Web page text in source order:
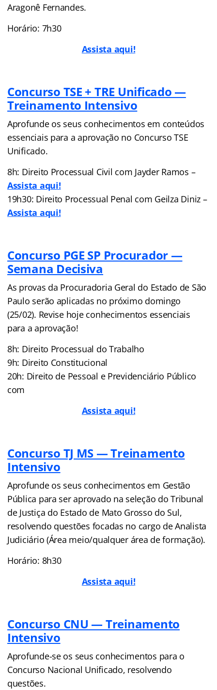
Aragonê Fernandes.
Horário: 7h30
Assista aqui!
Concurso TSE + TRE Unificado —
Treinamento Intensivo
Aprofunde os seus conhecimentos em conteúdos
essenciais para a aprovação no Concurso TSE
Unificado.
8h: Direito Processual Civil com Jayder Ramos –
Assista aqui!
19h30: Direito Processual Penal com Geilza Diniz –
Assista aqui!
Concurso PGE SP Procurador —
Semana Decisiva
As provas da Procuradoria Geral do Estado de São
Paulo serão aplicadas no próximo domingo
(25/02). Revise hoje conhecimentos essenciais
para a aprovação!
8h: Direito Processual do Trabalho
9h: Direito Constitucional
20h: Direito de Pessoal e Previdenciário Público
com
Assista aqui!
Concurso TJ MS — Treinamento
Intensivo
Aprofunde os seus conhecimentos em Gestão
Pública para ser aprovado na seleção do Tribunal
de Justiça do Estado de Mato Grosso do Sul,
resolvendo questões focadas no cargo de Analista
Judiciário (Área meio/qualquer área de formação).
Horário: 8h30
Assista aqui!
Concurso CNU — Treinamento
Intensivo
Aprofunde-se os seus conhecimentos para o
Concurso Nacional Unificado, resolvendo
questões.